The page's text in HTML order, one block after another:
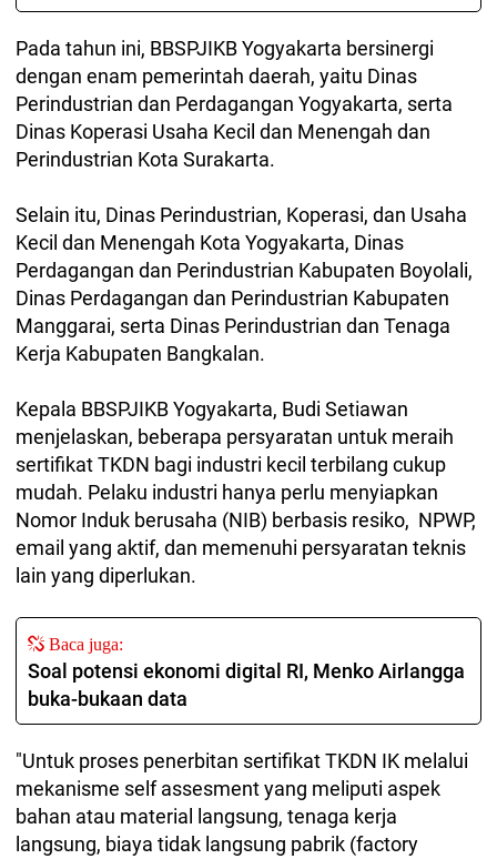
Pada tahun ini, BBSPJIKB Yogyakarta bersinergi
dengan enam pemerintah daerah, yaitu Dinas
Perindustrian dan Perdagangan Yogyakarta, serta
Dinas Koperasi Usaha Kecil dan Menengah dan
Perindustrian Kota Surakarta.
Selain itu, Dinas Perindustrian, Koperasi, dan Usaha
Kecil dan Menengah Kota Yogyakarta, Dinas
Perdagangan dan Perindustrian Kabupaten Boyolali,
Dinas Perdagangan dan Perindustrian Kabupaten
Manggarai, serta Dinas Perindustrian dan Tenaga
Kerja Kabupaten Bangkalan.
Kepala BBSPJIKB Yogyakarta, Budi Setiawan
menjelaskan, beberapa persyaratan untuk meraih
sertifikat TKDN bagi industri kecil terbilang cukup
mudah. Pelaku industri hanya perlu menyiapkan
Nomor Induk berusaha (NIB) berbasis resiko, NPWP,
email yang aktif, dan memenuhi persyaratan teknis
lain yang diperlukan.
Baca juga:
Soal potensi ekonomi digital RI, Menko Airlangga
buka-bukaan data
"Untuk proses penerbitan sertifikat TKDN IK melalui
mekanisme self assesment yang meliputi aspek
bahan atau material langsung, tenaga kerja
langsung, biaya tidak langsung pabrik (factory